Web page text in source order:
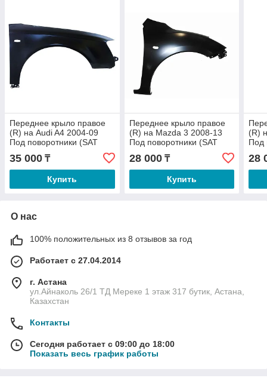
Переднее крыло правое
(R) на Audi A4 2004-09
Под поворотники (SAT
35 000 ₸
Купить
Переднее крыло правое
(R) на Mazda 3 2008-13
Под поворотники (SAT
28 000₸
Купить
(R)
Под
28
О нас
100% положительных из 8 отзывов за год
Работает с 27.04.2014
г. Астана
ул.Айнаколь 26/1 ТД Мереке 1 этаж 317 бутик, Астана,
Казахстан
Контакты
Сегодня работает с 09:00 до 18:00
Показать весь график работы